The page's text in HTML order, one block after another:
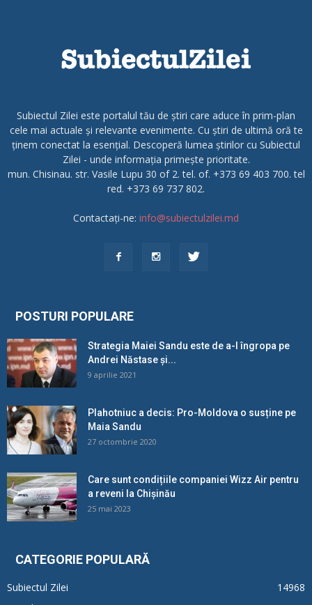
Subiectul Zilei este portalul tău de știri care aduce în prim-plan
cele mai actuale și relevante evenimente. Cu știri de ultimă oră te
ținem conectat la esențial. Descoperă lumea știrilor cu Subiectul
Zilei - unde informația primește prioritate.
mun. Chisinau. str. Vasile Lupu 30 of 2. tel. of. +373 69 403 700. tel
red. +373 69 737 802.
Contactați-ne: info@subiectulzilei.md
POSTURI POPULARE
Strategia Maiei Sandu este de a-l îngropa pe
Andrei Năstase și...
9 aprilie 2021
Plahotniuc a decis: Pro-Moldova o susține pe
Maia Sandu
27 octombrie 2020
Care sunt condițiile companiei Wizz Air pentru
a reveni la Chișinău
25 mai 2023
CATEGORIE POPULARĂ
Subiectul Zilei
14968